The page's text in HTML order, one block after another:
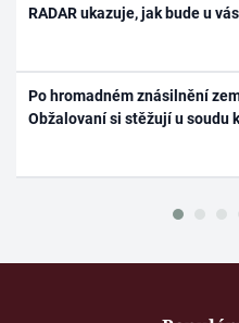
RADAR ukazuje, jak bude u vás
Po hromadném znásilnění
Obžalovaní si stěžují u soudu